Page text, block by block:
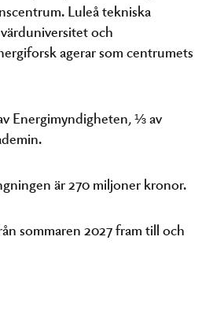
Luleå tekniska
och
agerar som centrumets
Energimyndigheten, ⅓ av
är 270 miljoner kronor.
sommaren 2027 fram till och